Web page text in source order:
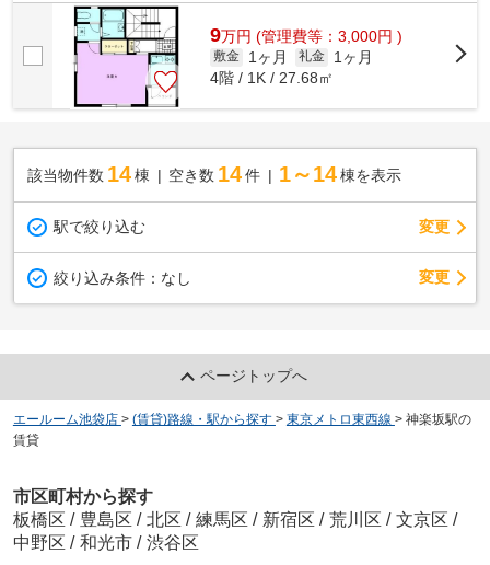
様へ提供しております！最新の情報は...
9万円 (管理費等：3,000円 )
敷金 1ヶ月 礼金
1ヶ月
4階 / 1K / 27.68㎡
該当物件数 14棟 空き数 14 件 1～14 棟を表示
駅で絞り込む 変更
絞り込み条件： なし 変更
ページトップへ
エールーム池袋店 > (賃貸)路線・駅から探す > 東京メトロ東西線 > 神楽坂駅の
賃貸
市区町村から探す
板橋区 / 豊島区 / 北区 / 練馬区 / 新宿区 / 荒川区 / 文京区 /
中野区 / 和光市 / 渋谷区